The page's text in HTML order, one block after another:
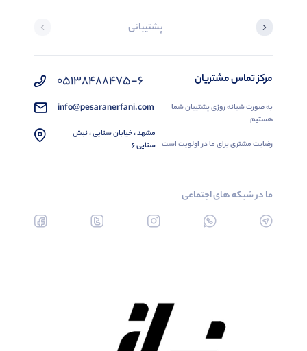
پشتیبانی
مرکز تماس مشتریان
به صورت شبانه روزی پشتیبان شما
هستیم
رضایت مشتری برای ما در اولویت است
05138488475-6
info@pesaranerfani.com
مشهد ، خیابان سنایی ، نبش
سنایی 6
ما در شبکه های اجتماعی